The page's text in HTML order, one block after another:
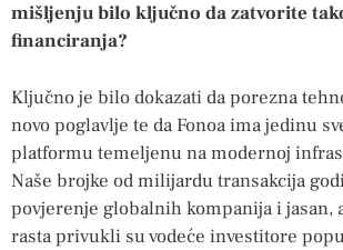
mišljenju bilo ključno da zatvorite
financiranja?
Ključno je bilo dokazati da porezna
novo poglavlje te da Fonoa ima jedinu
platformu temeljenu na modernoj
Naše brojke od milijardu transakcija
povjerenje globalnih kompanija i jasan,
rasta privukli su vodeće investitore